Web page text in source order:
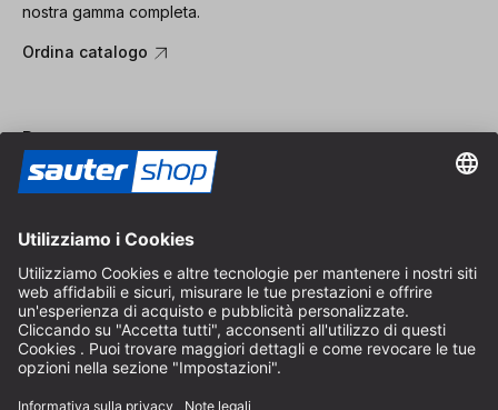
nostra gamma completa.
Ordina catalogo
Pagamento
Spedizione